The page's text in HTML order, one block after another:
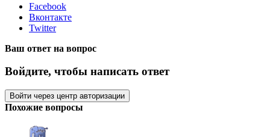
Facebook
Вконтакте
Twitter
Ваш ответ на вопрос
Войдите, чтобы написать ответ
Войти через центр авторизации
Похожие вопросы